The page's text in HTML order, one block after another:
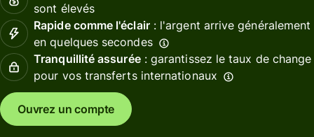
sont élevés
Rapide comme l'éclair: l'argent arrive généralement
en quelques secondes
Tranquillité assurée: garantissez le taux de change
pour vos transferts internationaux
Ouvrez un compte